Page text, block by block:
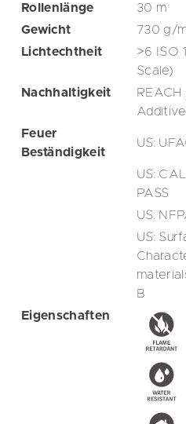
Rollenlänge
30 m
Gewicht
730g/
Lichtechtheit
>6 ISO
Scale)
Nachhaltigkeit
Feuer
Beständigkeit
US:
US:
PASS
US:
US:
B
Eigenschaften